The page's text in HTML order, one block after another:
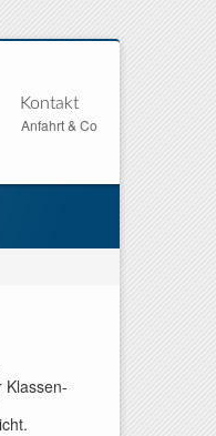
Kontakt
Anfahrt & Co
Klassen-